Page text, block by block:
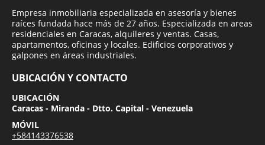
Empresa inmobiliaria especializada en asesoría y bienes
raíces fundada hace más de 27 años. Especializada en areas
residenciales en Caracas, alquileres y ventas. Casas,
apartamentos, oficinas y locales. Edificios corporativos y
galpones en áreas industriales.
UBICACIÓN Y CONTACTO
UBICACIÓN
Caracas - Miranda - Dtto. Capital - Venezuela
MÓVIL
+584143376538